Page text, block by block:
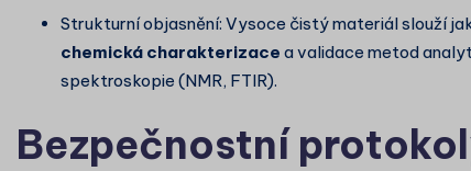
Strukturní objasnění: Vysoce čistý materiál slouží
chemická charakterizace a validace metod
spektroskopie (NMR, FTIR).
Bezpečnostní